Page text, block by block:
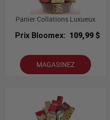
Panier Collations Luxueux
Prix Bloomex: 109,99 $
MAGASINEZ